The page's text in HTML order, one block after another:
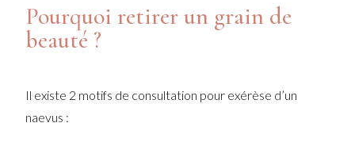
Pourquoi retirer un grain de
beauté ?
Il existe 2 motifs de consultation pour exérèse d’un
naevus :